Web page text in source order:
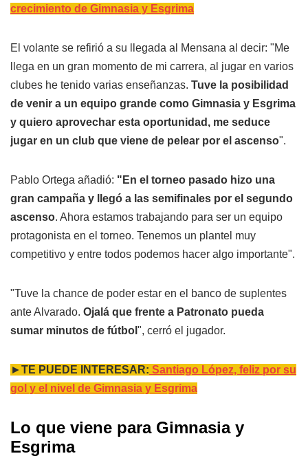
crecimiento de Gimnasia y Esgrima
El volante se refirió a su llegada al Mensana al decir: "Me
llega en un gran momento de mi carrera, al jugar en varios
clubes he tenido varias enseñanzas. Tuve la posibilidad
de venir a un equipo grande como Gimnasia y Esgrima
y quiero aprovechar esta oportunidad, me seduce
jugar en un club que viene de pelear por el ascenso".
Pablo Ortega añadió: "En el torneo pasado hizo una
gran campaña y llegó a las semifinales por el segundo
ascenso. Ahora estamos trabajando para ser un equipo
protagonista en el torneo. Tenemos un plantel muy
competitivo y entre todos podemos hacer algo importante".
"Tuve la chance de poder estar en el banco de suplentes
ante Alvarado. Ojalá que frente a Patronato pueda
sumar minutos de fútbol ", cerró el jugador.
►TE PUEDE INTERESAR: Santiago López, feliz por su
gol y el nivel de Gimnasia y Esgrima
Lo que viene para Gimnasia y
Esgrima